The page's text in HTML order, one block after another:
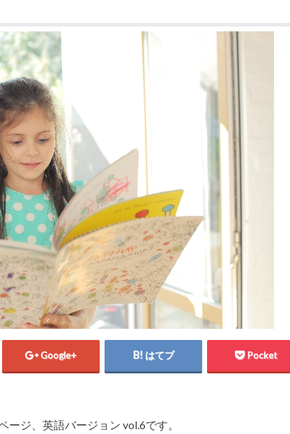
Google+ はてブ Pocket
ジ、英語バージョン vol.6です。